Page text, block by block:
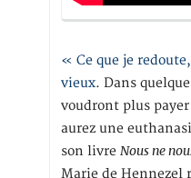
« Ce que je
vieux. Dans
voudront plus
aurez une
son livre Nous ne
Marie de Hennezel